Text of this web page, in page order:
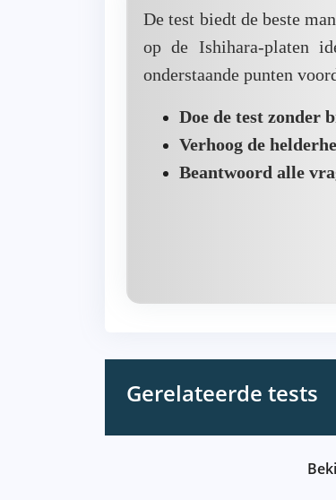
De test biedt de beste
op de Ishihara-platen
onderstaande punten
Doe de test zonder
Verhoog de
Beantwoord alle
Gerelateerde tests